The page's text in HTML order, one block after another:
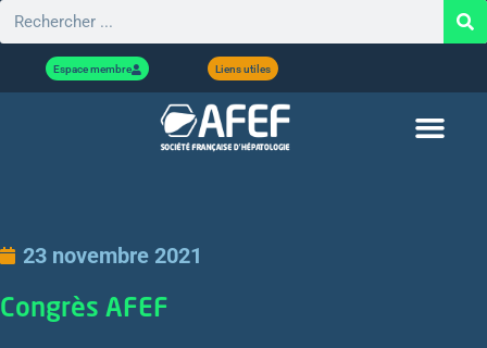
Espace membre Liens utiles
23 novembre 2021
Congrès AFEF